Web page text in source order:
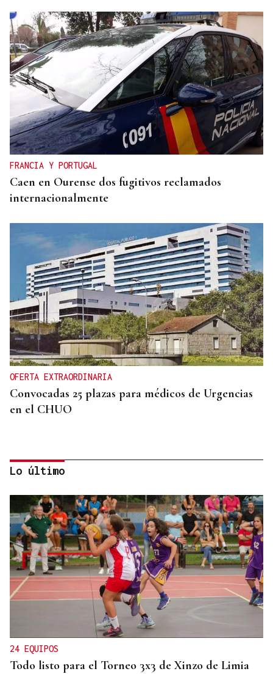
FRANCIA Y PORTUGAL
Caen en Ourense dos fugitivos reclamados
internacionalmente
OFERTA EXTRAORDINARIA
Convocadas 25 plazas para médicos de Urgencias
en el CHUO
RESOLUCIÓN DEL TRIBUNAL
El Concello de Ourense, sitiado tras caer la
adjudicación del autobús
Lo último
24 EQUIPOS
Todo listo para el Torneo 3x3 de Xinzo de Limia